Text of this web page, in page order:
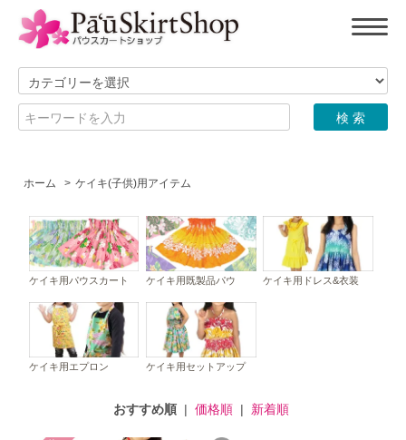
ホーム > ケイキ(子供)用アイテム
ケイキ用パウスカート ケイキ用既製品パウ ケイキ用ドレス&衣装
ケイキ用エプロン ケイキ用セットアップ
おすすめ順| 価格順| 新着順